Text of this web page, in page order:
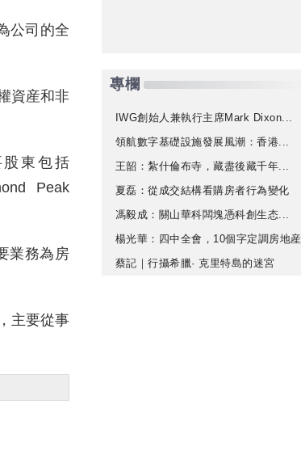
公司的全
資産和非
股東包括
Peak
業務為房
主要從事
專欄
IWG創始人兼執行主席Mark Dixon...
領航數字基礎設施發展風潮：香港...
王韶：紮什倫布寺，藏盡後藏千年...
夏磊：從成交結構看購房者行為變化
馮毅成：關山華科闆塊憑科創生态...
楊光華：四中全會，10個字定調房地産
蔡記｜行攝希臘· 克里特島的迷宮